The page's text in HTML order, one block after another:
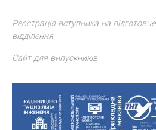
Реєстрація вступника на підготовче
відділення
Сайт для випускників